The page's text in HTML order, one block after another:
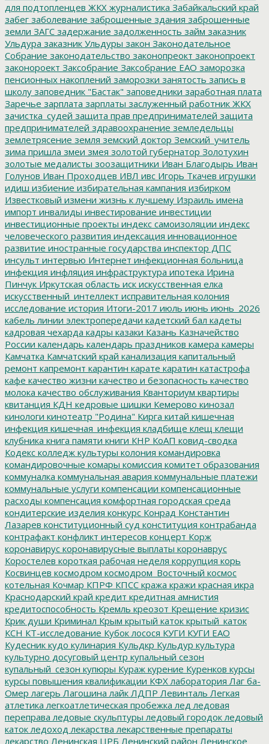
для подтопленцев ЖКХ журналистика Забайкальский край
забег заболевание заброшенные здания заброшенные
земли ЗАГС задержание задолженность займ заказник
Ульдура заказник Ульдуры закон Законодательное
Собрание законодательство законопреокт законопроект
законороект Заксобрание Заксобрание ЕАО заморозка
пенсионных накоплений заморозки занятость запись в
школу заповедник "Бастак" заповедники заработная плата
Заречье зарплата зарплаты заслуженный работник ЖКХ
зачистка_судей защита прав предпринимателей защита
предпринимателей здравоохранение земледельцы
землетрясение земля земский доктор Земский_учитель
зима пришла змеи змея золотой губернатор Золотухин
золотые медалисты зоозащитники Иван Благодырь Иван
Голунов Иван Проходцев ИВЛ ивс Игорь Ткачев игрушки
идиш избиение избирательная кампания избирком
Известковый измени жизнь к лучшему Израиль имена
импорт инвалиды инвестирование инвестиции
инвестиционные проекты индекс самоизоляции индекс
человеческого развития индексация инновационное
развитие иностранные государства инспектор ДПС
инсульт интервью Интернет инфекционная больница
инфекция инфляция инфраструктура ипотека Ирина
Пинчук Иркутская область иск искусственная елка
искусственный_интеллект исправительная колония
исследование история Итоги-2017 июль июнь июнь_2026
кабель линии электропередачи кадетский бал кадеты
кадровая чехарда кадры казаки Казань Казначейство
России календарь календарь праздников камера камеры
Камчатка Камчатский край канализация капитальный
ремонт капремонт карантин карате каратин катастрофа
кафе качество жизни качество и безопасность качество
молока качество обслуживания Кванториум квартиры
квитанция КДН кедровые шишки Кемерово кинозал
кинологи кинотеатр "Родина" Кирга китай кишечная
инфекция кишечная_инфекция кладбище клещ клещи
клубника книга памяти книги КНР КоАП ковид-сводка
Кодекс колледж культуры колония командировка
командировочные комары комиссия комитет образования
коммуналка коммунальная авария коммунальные платежи
коммунальные услуги компенсации компенсационные
расходы компенсация комфортная городская среда
кондитерские изделия конкурс Конрад Константин
Лазарев конституционный суд конституция контрабанда
контрафакт конфликт интересов концерт Корж
коронавирус коронавирусные выплаты коронаврус
Коростелев короткая рабочая неделя коррупция корь
Косвинцев космодром космодром_Восточный космос
котельная Кочмар КПРФ КПСС кража кражи красная икра
Краснодарский край кредит кредитная амнистия
кредитоспособность Кремль креозот Крещение кризис
Крик души Криминал Крым крытый каток крытый_каток
КСН КТ-исследование Кубок лосося КУГИ КУГИ ЕАО
Кудесник кудо кулинария Кульдкр Кульдур культура
культурно досуговый центр купальный сезон
купальный_сезон купюры Кураж курение Куренков курсы
курсы повышения квалификации КФХ лаборатория Лаг ба-
Омер лагерь Лагошина лайк ЛДПР Левинталь Легкая
атлетика легкоатлетическая пробежка лед ледовая
переправа ледовые скульптуры ледовый городок ледовый
каток ледоход лекарства лекарственные препараты
лекарство Ленинская ЦРБ Ленинский район Ленинское